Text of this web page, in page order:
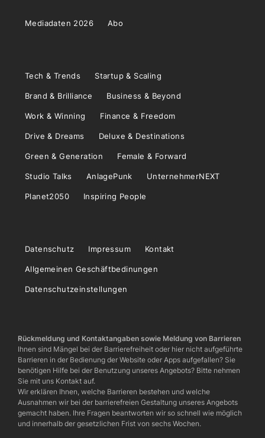
Mediadaten 2026 Abo
Tech & Trends Startup & Scaling
Brand & Brilliance Business & Beyond
Work & Winning Finance & Freedom
Drive & Dreams Deluxe & Destinations
Green & Generation Female & Forward
Studio Talks AnlagePunk UnternehmerNEXT
Planet2050 Inspiring People
Datenschutz Impressum Kontakt
Allgemeinen Geschäftbedinungen
Datenschutzeinstellungen
Rückmeldung und Kontaktangaben sowie Meldung von Barrieren
Ihnen sind Mängel bei der Barrierefreiheit oder hier nicht aufgeführte
Barrieren in der Bedienung der Website oder Apps aufgefallen? Sie
benötigen Hilfe bei der Benutzung unseres Angebots? Bitte nehmen
Sie mit uns Kontakt auf.
Wir erklären Ihnen, welche Barrieren bestehen und welche
Ausnahmen wir bei der barrierefreien Gestaltung unseres Angebots
gemacht haben. Ihre Fragen beantworten wir so schnell wie möglich
und innerhalb der gesetzlichen Frist von sechs Wochen.